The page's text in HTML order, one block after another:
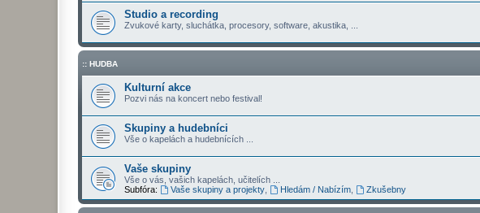
Studio a recording
Zvukové karty, sluchátka, procesory, software, akustika, ...
:: HUDBA
Kulturní akce
Pozvi nás na koncert nebo festival!
Skupiny a hudebníci
Vše o kapelách a hudebnících ...
Vaše skupiny
Vše o vás, vašich kapelách, učitelích ...
Subfóra:
Vaše skupiny a projekty, Hledám / Nabízím, Zkušebny